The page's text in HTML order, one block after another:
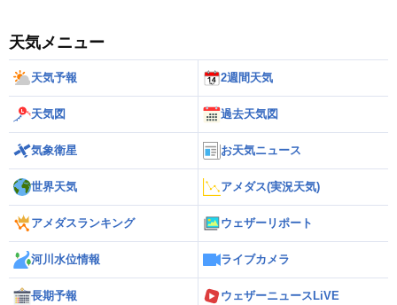
天気メニュー
天気予報 2週間天気
天気図 過去天気図
気象衛星 お天気ニュース
世界天気 アメダス(実況天気)
アメダスランキング ウェザーリポート
河川水位情報 ライブカメラ
長期予報 ウェザーニュースLiVE